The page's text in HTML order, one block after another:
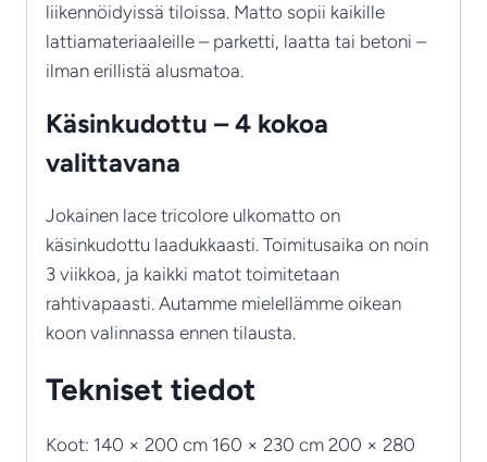
liikennöidyissä tiloissa. Matto sopii kaikille
lattiamateriaaleille – parketti, laatta tai betoni –
ilman erillistä alusmatoa.
Käsinkudottu – 4 kokoa
valittavana
Jokainen lace tricolore ulkomatto on
käsinkudottu laadukkaasti. Toimitusaika on noin
3 viikkoa, ja kaikki matot toimitetaan
rahtivapaasti. Autamme mielellämme oikean
koon valinnassa ennen tilausta.
Tekniset tiedot
Koot: 140 × 200 cm 160 × 230 cm 200 × 280